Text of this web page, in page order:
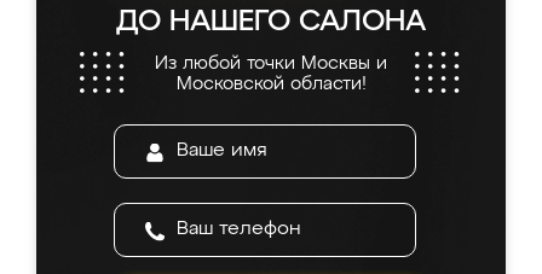
ДО НАШЕГО САЛОНА
Из любой точки Москвы и
Московской области!